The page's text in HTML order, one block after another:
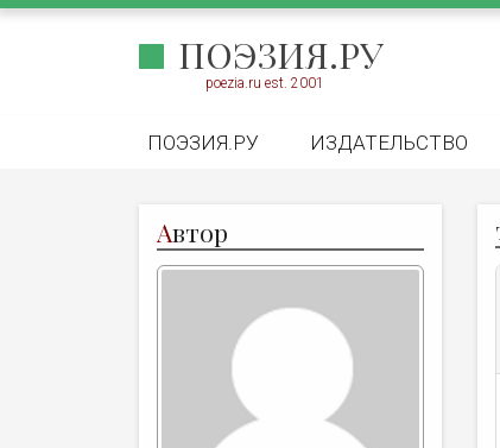
ПОЭЗИЯ.РУ
poezia.ru est. 2001
ПОЭЗИЯ.РУ ИЗДАТЕЛЬСТВО
Автор